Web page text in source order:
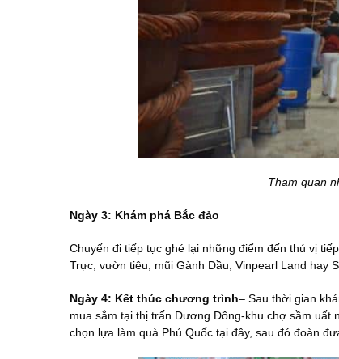
Tham quan
Ngày 3: Khám phá Bắc đảo
Chuyến đi tiếp tục ghé lại những điểm đến thú vị
Trực, vườn tiêu, mũi Gành Dầu, Vinpearl Land hay
Ngày 4: Kết thúc chương trình– Sau thời gian
mua sắm tại thị trấn Dương Đông-khu chợ sầm uất
chọn lựa làm quà Phú Quốc tại đây, sau đó đoàn